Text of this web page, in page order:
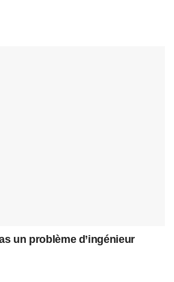
un problème d’ingénieur